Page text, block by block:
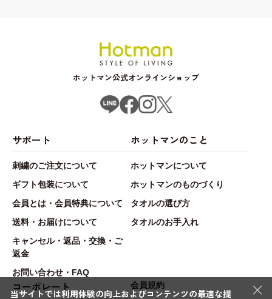
ホットマン公式オンラインショップ
サポート
刺繍のご注文について
ギフト包装について
会員とは・会員特典について
送料・お届けについて
キャンセル・返品・交換・ご
返金
お問い合わせ・FAQ
ホットマンのこと
ホットマンについて
ホットマンのものづくり
タオルの選び方
タオルのお手入れ
コーポレート
会員規約
×
当サイトでは利用体験の向上およびコンテンツの最適な提